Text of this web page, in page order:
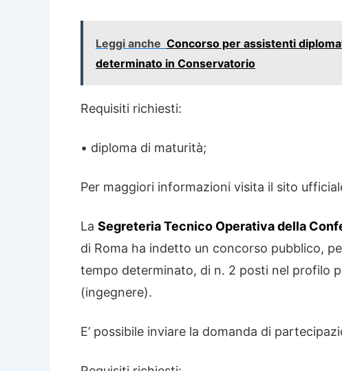
Leggi anche Concorso per assistenti
determinato in Conservatorio
Requisiti richiesti:
• diploma di maturità;
Per maggiori informazioni visita il sito
La Segreteria Tecnico Operativa della
di Roma ha indetto un concorso pubblico,
tempo determinato, di n. 2 posti nel profilo
(ingegnere).
E’ possibile inviare la domanda di